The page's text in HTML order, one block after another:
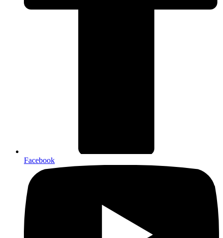
Facebook